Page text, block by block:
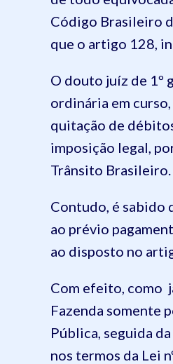
Código Brasileiro
que o artigo 128,
O douto juíz de 1º
ordinária em
quitação de
imposição legal,
Trânsito Brasileiro.
Contudo, é sabido
ao prévio
ao disposto no
Com efeito, como
Fazenda somente
Pública, seguida
nos termos da Lei